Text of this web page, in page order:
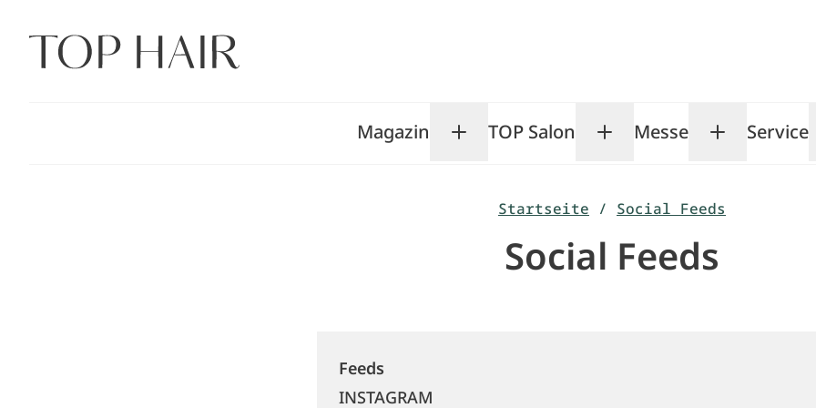
Inhalt
springen
Magazin Toggle Magazin submenu
TOP Salon Toggle TOP Salon
Messe ToggleService
Startseite / Social Feeds
Social Feeds
Feeds
INSTAGRAM